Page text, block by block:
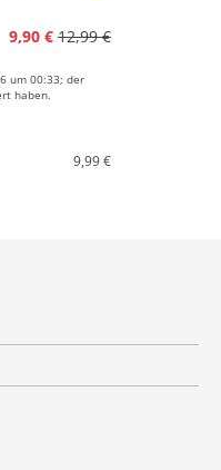
9,90 € 12,99 €
um 00:33; der
haben.
9,99 €